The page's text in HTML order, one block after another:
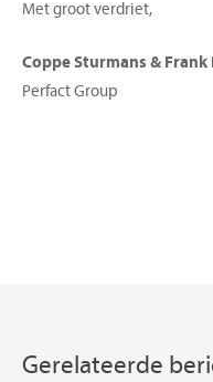
Met groot verdriet,
Coppe Sturmans & Frank
Perfact Group
Gerelateerde